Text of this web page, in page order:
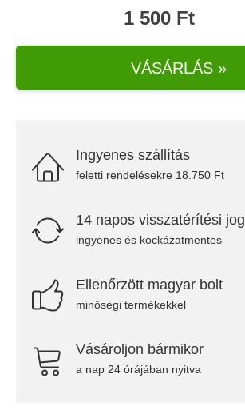
1 500 Ft
VÁSÁRLÁS »
Ingyenes szállítás
feletti rendelésekre 18.750 Ft
14 napos visszatérítési jog
ingyenes és kockázatmentes
Ellenőrzött magyar bolt
minőségi termékekkel
Vásároljon bármikor
a nap 24 órájában nyitva